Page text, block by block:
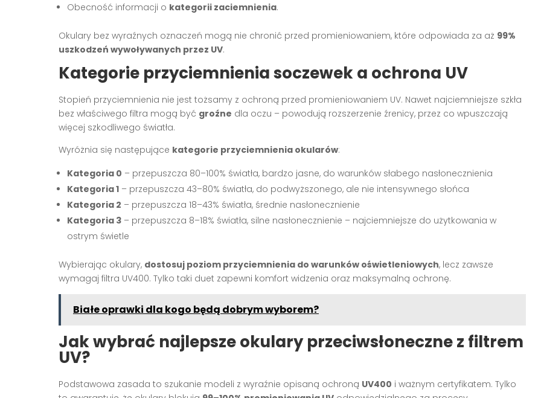
Obecność informacji o kategorii zaciemnienia.
Okulary bez wyraźnych oznaczeń mogą nie chronić przed promieniowaniem, które odpowiada za aż 99%
uszkodzeń wywoływanych przez UV.
Kategorie przyciemnienia soczewek a ochrona UV
Stopień przyciemnienia nie jest tożsamy z ochroną przed promieniowaniem UV. Nawet najciemniejsze szkła
bez właściwego filtra mogą być groźne dla oczu – powodują rozszerzenie źrenicy, przez co wpuszczają
więcej szkodliwego światła.
Wyróżnia się następujące kategorie przyciemnienia okularów:
Kategoria 0 – przepuszcza 80–100% światła, bardzo jasne, do warunków słabego nasłonecznienia
Kategoria 1 – przepuszcza 43–80% światła, do podwyższonego, ale nie intensywnego słońca
Kategoria 2 – przepuszcza 18–43% światła, średnie nasłonecznienie
Kategoria 3 – przepuszcza 8–18% światła, silne nasłonecznienie – najciemniejsze do użytkowania w
ostrym świetle
Wybierając okulary, dostosuj poziom przyciemnienia do warunków oświetleniowych, lecz zawsze
wymagaj filtra UV400. Tylko taki duet zapewni komfort widzenia oraz maksymalną ochronę.
Białe oprawki dla kogo będą dobrym wyborem?
Jak wybrać najlepsze okulary przeciwsłoneczne z filtrem
UV?
Podstawowa zasada to szukanie modeli z wyraźnie opisaną ochroną UV400 i ważnym certyfikatem. Tylko